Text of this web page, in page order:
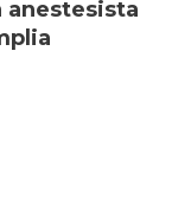
anestesista